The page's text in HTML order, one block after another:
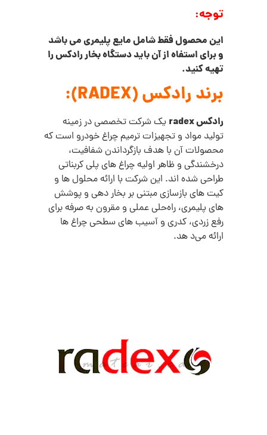
توجه:
این محصول فقط شامل مایع پلیمری می باشد
و برای استفاه از آن باید دستگاه بخار رادکس را
تهیه کنید.
برند رادکس (RADEX):
رادکس radex
یک شرکت تخصصی در زمینه
تولید مواد و تجهیزات ترمیم چراغ خودرو است که
محصولات آن با هدف بازگرداندن شفافیت،
درخشندگی و ظاهر اولیه چراغ‌ های پلی‌ کربناتی
طراحی شده‌ اند. این شرکت با ارائه محلول‌ ها و
کیت‌ های بازسازی مبتنی بر بخار دهی و پوشش‌
های پلیمری، راه‌حلی عملی و مقرون‌ به‌ صرفه برای
رفع زردی، کدری و آسیب‌ های سطحی چراغ‌ ها
ارائه می‌د هد.